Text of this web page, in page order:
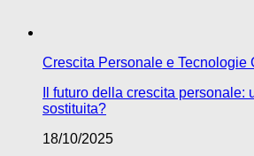
Crescita Personale e Tecnologie
Il futuro della crescita personale:
sostituita?
18/10/2025